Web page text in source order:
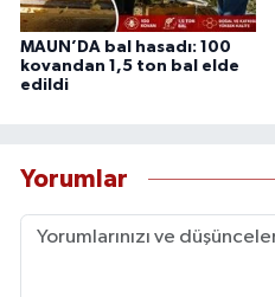
MAUN’DA bal hasadı: 100
kovandan 1,5 ton bal elde
edildi
Yorumlar